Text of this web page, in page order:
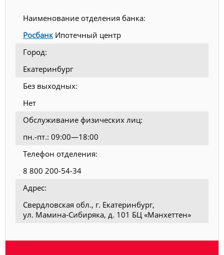
Наименование отделения банка:
РосбанкИпотечный центр
Город:
Екатеринбург
Без выходных:
Нет
Обслуживание физических лиц:
пн.-пт.: 09:00—18:00
Телефон отделения:
8 800 200-54-34
Адрес:
Свердловская обл., г. Екатеринбург,
ул. Мамина-Сибиряка, д. 101 БЦ «Манхеттен»